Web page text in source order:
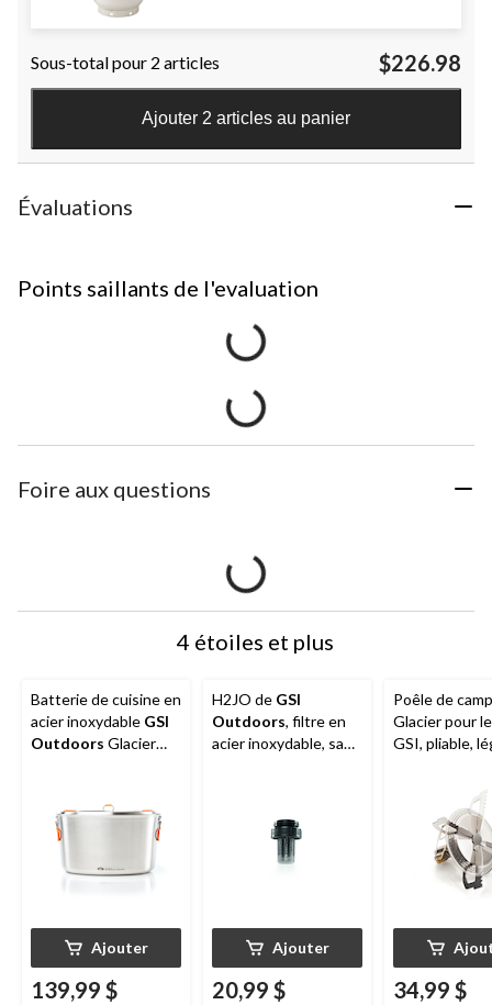
Sous-total pour 2 articles $226.98
Ajouter 2 articles au panier
Évaluations
Points saillants de l'evaluation
Foire aux questions
4 étoiles et plus
Batterie de cuisine en
acier inoxydable GSI
Outdoors Glacier
grand
Ajouter
139,99 $
H2JO de GSI
Outdoors, filtre en
acier inoxydable, sans
Ajouter
20,99 $
Poêle de
Glacier pour
GSI, pliable,
34,99 $